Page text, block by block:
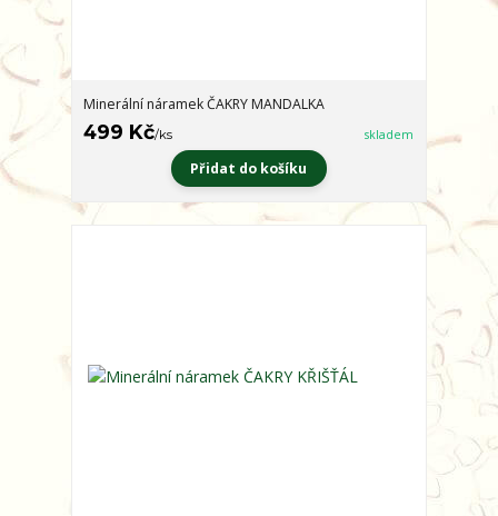
Minerální náramek ČAKRY MANDALKA
499 Kč/ks skladem
Přidat do košíku